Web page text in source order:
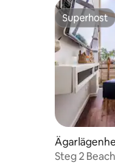
Superhost
Superhost
sland
Steg 2